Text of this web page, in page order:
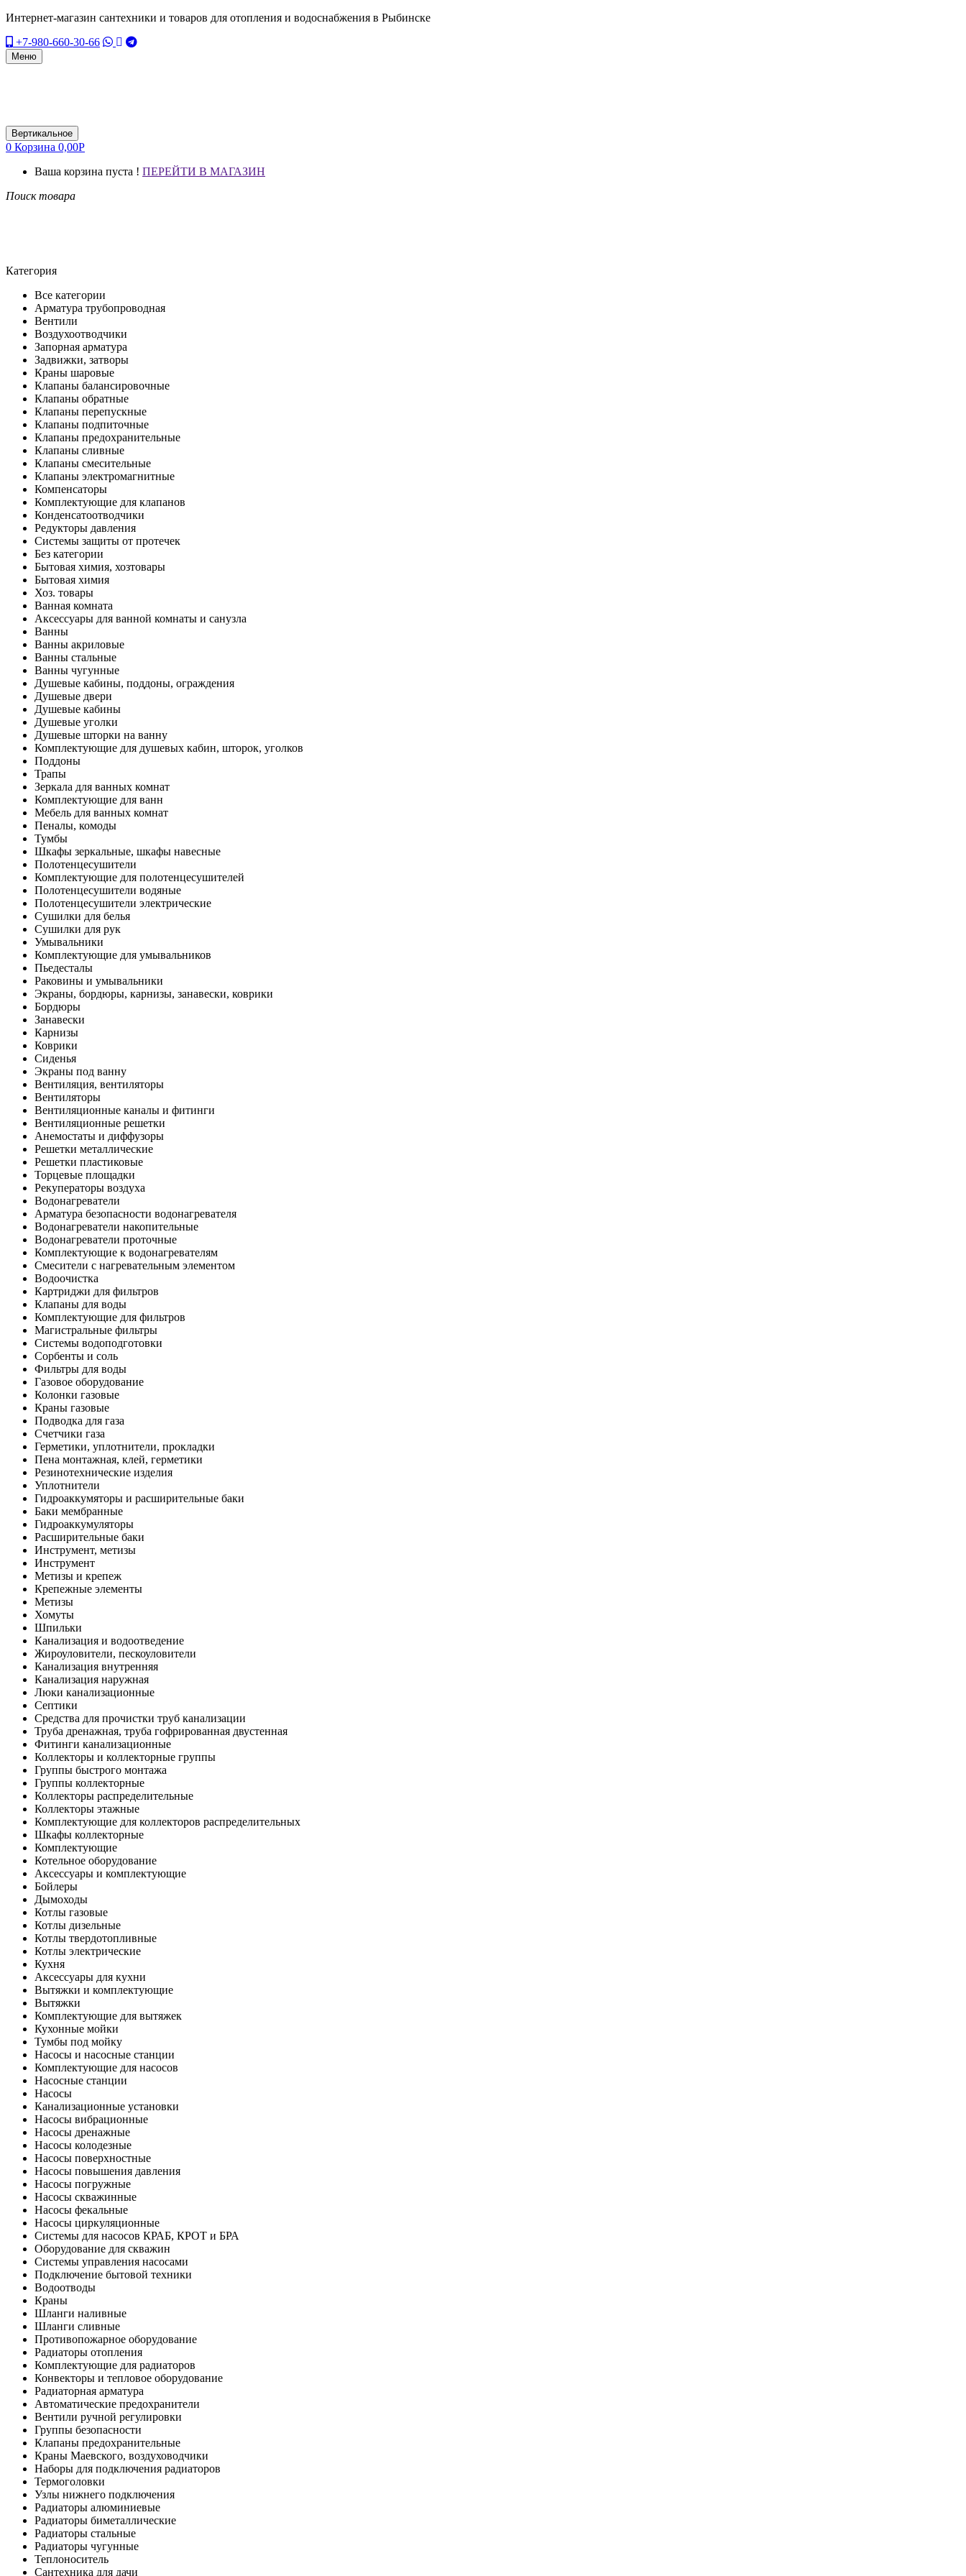
Интернет-магазин сантехники и товаров для отопления и водоснабжения в Рыбинске
+7-980-660-30-66
Меню
Вертикальное
0 Корзина 0,00Р
Ваша корзина пуста ! ПЕРЕЙТИ В МАГАЗИН
Поиск товара
Категория
Все категории
Арматура трубопроводная
Вентили
Воздухоотводчики
Запорная арматура
Задвижки, затворы
Краны шаровые
Клапаны балансировочные
Клапаны обратные
Клапаны перепускные
Клапаны подпиточные
Клапаны предохранительные
Клапаны сливные
Клапаны смесительные
Клапаны электромагнитные
Компенсаторы
Комплектующие для клапанов
Конденсатоотводчики
Редукторы давления
Системы защиты от протечек
Без категории
Бытовая химия, хозтовары
Бытовая химия
Хоз. товары
Ванная комната
Аксессуары для ванной комнаты и санузла
Ванны
Ванны акриловые
Ванны стальные
Ванны чугунные
Душевые кабины, поддоны, ограждения
Душевые двери
Душевые кабины
Душевые уголки
Душевые шторки на ванну
Комплектующие для душевых кабин, шторок, уголков
Поддоны
Трапы
Зеркала для ванных комнат
Комплектующие для ванн
Мебель для ванных комнат
Пеналы, комоды
Тумбы
Шкафы зеркальные, шкафы навесные
Полотенцесушители
Комплектующие для полотенцесушителей
Полотенцесушители водяные
Полотенцесушители электрические
Сушилки для белья
Сушилки для рук
Умывальники
Комплектующие для умывальников
Пьедесталы
Раковины и умывальники
Экраны, бордюры, карнизы, занавески, коврики
Бордюры
Занавески
Карнизы
Коврики
Сиденья
Экраны под ванну
Вентиляция, вентиляторы
Вентиляторы
Вентиляционные каналы и фитинги
Вентиляционные решетки
Анемостаты и диффузоры
Решетки металлические
Решетки пластиковые
Торцевые площадки
Рекуператоры воздуха
Водонагреватели
Арматура безопасности водонагревателя
Водонагреватели накопительные
Водонагреватели проточные
Комплектующие к водонагревателям
Смесители с нагревательным элементом
Водоочистка
Картриджи для фильтров
Клапаны для воды
Комплектующие для фильтров
Магистральные фильтры
Системы водоподготовки
Сорбенты и соль
Фильтры для воды
Газовое оборудование
Колонки газовые
Краны газовые
Подводка для газа
Счетчики газа
Герметики, уплотнители, прокладки
Пена монтажная, клей, герметики
Резинотехнические изделия
Уплотнители
Гидроаккумяторы и расширительные баки
Баки мембранные
Гидроаккумуляторы
Расширительные баки
Инструмент, метизы
Инструмент
Метизы и крепеж
Крепежные элементы
Метизы
Хомуты
Шпильки
Канализация и водоотведение
Жироуловители, пескоуловители
Канализация внутренняя
Канализация наружная
Люки канализационные
Септики
Средства для прочистки труб канализации
Труба дренажная, труба гофрированная двустенная
Фитинги канализационные
Коллекторы и коллекторные группы
Группы быстрого монтажа
Группы коллекторные
Коллекторы распределительные
Коллекторы этажные
Комплектующие для коллекторов распределительных
Шкафы коллекторные
Комплектующие
Котельное оборудование
Аксессуары и комплектующие
Бойлеры
Дымоходы
Котлы газовые
Котлы дизельные
Котлы твердотопливные
Котлы электрические
Кухня
Аксессуары для кухни
Вытяжки и комплектующие
Вытяжки
Комплектующие для вытяжек
Кухонные мойки
Тумбы под мойку
Насосы и насосные станции
Комплектующие для насосов
Насосные станции
Насосы
Канализационные установки
Насосы вибрационные
Насосы дренажные
Насосы колодезные
Насосы поверхностные
Насосы повышения давления
Насосы погружные
Насосы скважинные
Насосы фекальные
Насосы циркуляционные
Системы для насосов КРАБ, КРОТ и БРА
Оборудование для скважин
Системы управления насосами
Подключение бытовой техники
Водоотводы
Краны
Шланги наливные
Шланги сливные
Противопожарное оборудование
Радиаторы отопления
Комплектующие для радиаторов
Конвекторы и тепловое оборудование
Радиаторная арматура
Автоматические предохранители
Вентили ручной регулировки
Группы безопасности
Клапаны предохранительные
Краны Маевского, воздуховодчики
Наборы для подключения радиаторов
Термоголовки
Узлы нижнего подключения
Радиаторы алюминиевые
Радиаторы биметаллические
Радиаторы стальные
Радиаторы чугунные
Теплоноситель
Сантехника для дачи